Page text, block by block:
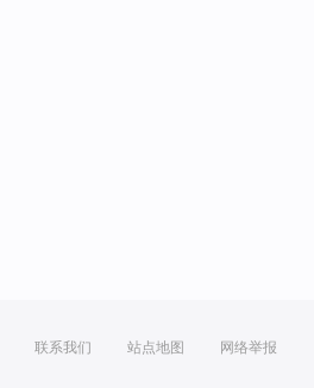
联系我们 站点地图 网络举报